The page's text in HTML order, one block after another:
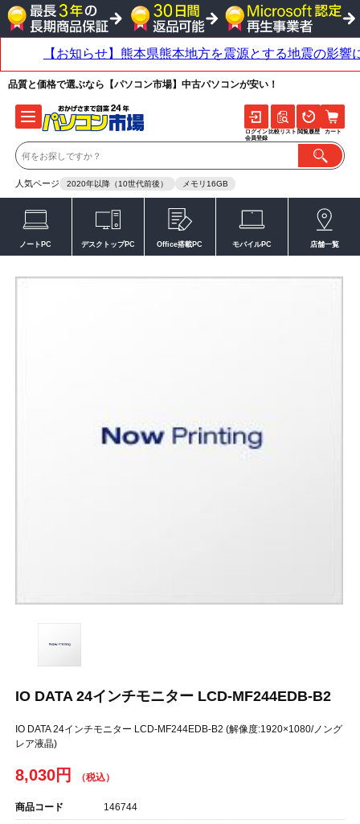
品質と価格で選ぶなら【パソコン市場】中古パソコンが安い！
人気ページ 2020年以降（10世代前後） メモリ16GB
ログイン
会員登録
比較リスト 閲覧履歴 カート
ノートPC デスクトップPC Office搭載PC モバイルPC 店舗一覧
IO DATA 24インチモニター LCD-MF244EDB-B2
IO DATA 24インチモニター LCD-MF244EDB-B2 (解像度:1920×1080/ノング
レア液晶)
8,030円
商品コード 146744